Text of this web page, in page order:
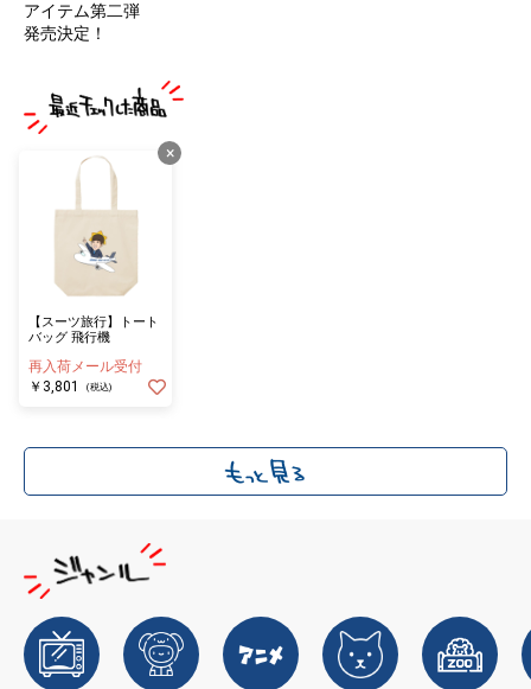
アイテム第二弾
発売決定！
×
【スーツ旅行】トート
バッグ 飛行機
再入荷メール受付
￥3,801
(税込)